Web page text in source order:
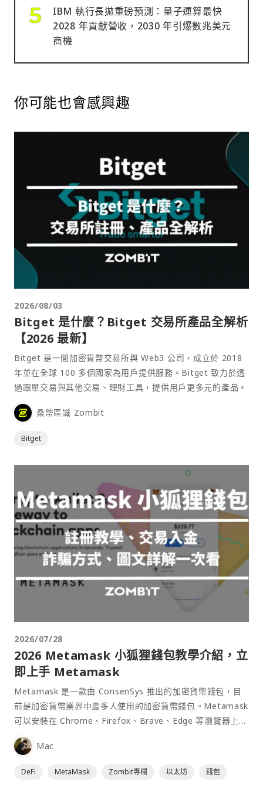
IBM 執行長拋重磅預測：量子運算最快
2028 年貢獻營收，2030 年引爆數兆美元
商機
你可能也會感興趣
2026/08/03
Bitget 是什麼？Bitget 交易所產品全解析
【2026 最新】
Bitget 是一間加密貨幣交易所與 Web3 公司，成立於 2018
年並在全球 100 多個國家為用戶提供服務。Bitget 致力於透
過跟單交易與其他交易、理財工具，提供用戶更多元的產品。
桑幣區識 Zombit
Bitget
2026/07/28
2026 Metamask 小狐狸錢包教學介紹，立
即上手 Metamask
Metamask 是一款由 ConsenSys 推出的加密貨幣錢包，目
前是加密貨幣業界中最多人使用的加密貨幣錢包。Metamask
可以安裝在 Chrome、Firefox、Brave、Edge 等瀏覽器上作
為插件使用，具備許多功能且使用上非常方便。
Mac
DeFi MetaMask Zombit專欄 以太坊 錢包